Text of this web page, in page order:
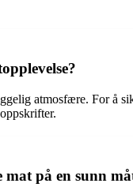
atmosfære. For å
på en sunn